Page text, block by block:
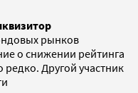
рынков
о снижении рейтинга
Другой участник